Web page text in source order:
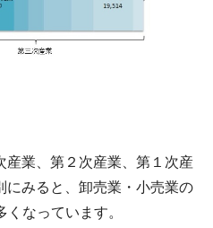
業、第２次産業、第１次産
にみると、卸売業・小売業の
なっています。